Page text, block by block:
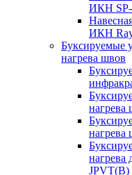
ИКН SP-
ИКН
Буксируемые
нагрева швов
нагрева
нагрева
JPVT(B)